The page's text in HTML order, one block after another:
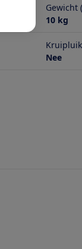
Gewicht
10 kg
Kruipluik
Nee